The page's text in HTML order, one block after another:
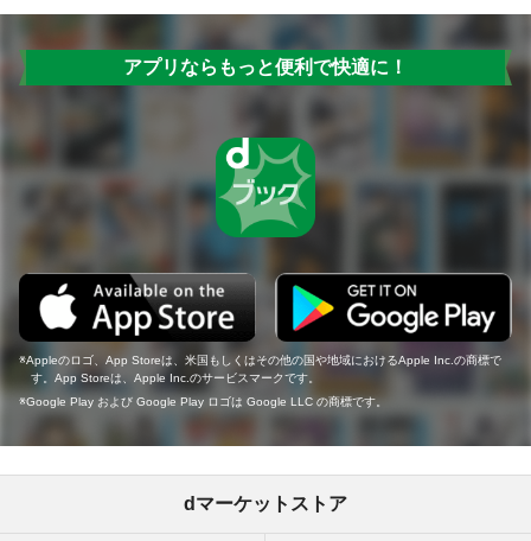
アプリならもっと便利で快適に！
Appleのロゴ、App Storeは、米国もしくはその他の国や地域におけるApple Inc.の商標で
す。App Storeは、Apple Inc.のサービスマークです。
Google Play および Google Play ロゴは Google LLC の商標です。
dマーケットストア